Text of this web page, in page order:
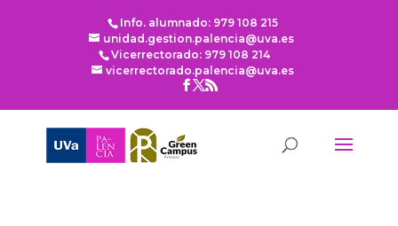
Info. alumnado: 979 108 215
unidad.gestion.palencia@uva.es
Vicerrectorado: 979 108 214
vicerrectorado.palencia@uva.es